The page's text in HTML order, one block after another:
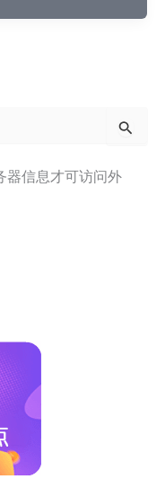
器信息才可访问外